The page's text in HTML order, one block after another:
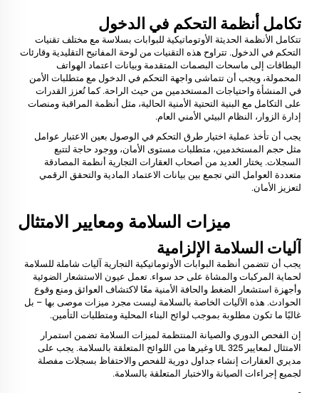
تكامل أنظمة التحكم في الدخول
تتكامل الأنظمة الحديثة الأوتوماتيكية للبوابات بسلاسة مع مختلف تقنيات
التحكم في الدخول. تتراوح هذه التقنيات من لوحة المفاتيح التقليدية وقارئات
البطاقات إلى ماسحات البصمات المتقدمة وبيانات اعتماد الهواتف
المحمولة، ويجب أن تتماشى واجهة التحكم في الدخول مع متطلبات الأمن
في المنشأة واحتياجات المستخدمين من حيث الراحة. كما تُعزز القدرات
على التكامل مع البنية التحتية الأمنية الحالية، مثل أنظمة المراقبة ومنصات
إدارة الزوار، النظام البيئي الأمني العام.
يجب أن تأخذ عملية اختيار طرق التحكم في الوصول بعين الاعتبار عوامل
مثل حجم المستخدمين، متطلبات مستوى الأمان، ووجود حاجة لتتبع
السجلات. يختار العديد من أصحاب العقارات التجارية أنظمة المصادقة
متعددة العوامل التي تجمع بين بيانات الاعتماد المادية والتحقق الرقمي
لتعزيز الأمان.
ميزات السلامة ومعايير الامتثال
آليات السلامة الإلزامية
يجب أن تتضمن أنظمة البوابات الأوتوماتيكية التجارية آليات شاملة للسلامة
لحماية المركبات والمشاة على حد سواء. تعمل عيون الاستشعار الضوئية
وأجهزة استشعار الضغط والحافة الأمنية معًا لاكتشاف العوائق ومنع وقوع
الحوادث. هذه الآليات الخاصة بالسلامة ليست مجرد ميزات موصى بها – بل
غالبًا ما تكون مطلوبة بموجب لوائح البناء المحلية ومتطلبات التأمين.
إن الفحص الدوري والصيانة المنتظمة لميزات السلامة تضمن استمرار
الامتثال لمعايير UL 325 وغيرها من اللوائح المتعلقة بالسلامة. يجب على
مديري العقارات إنشاء جداول دورية للفحص والاحتفاظ بسجلات مفصلة
لجميع إجراءات الصيانة والاختبار المتعلقة بالسلامة.